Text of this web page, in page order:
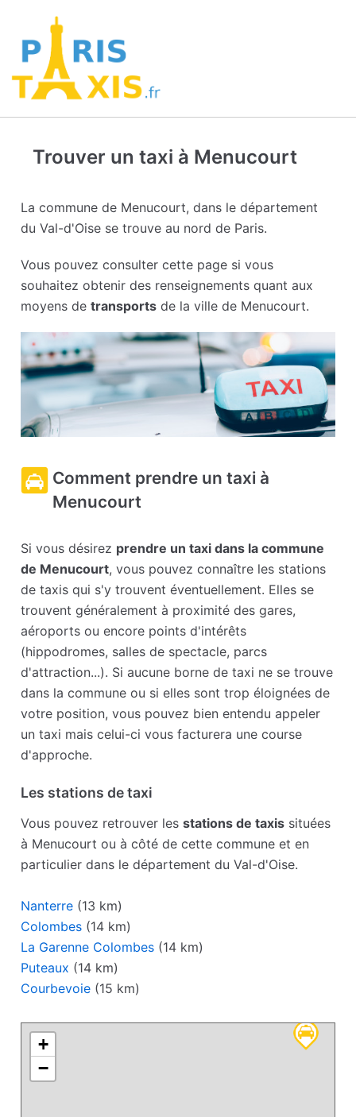
Trouver un taxi à Menucourt
La commune de Menucourt, dans le département
du Val-d'Oise se trouve au nord de Paris.
Vous pouvez consulter cette page si vous
souhaitez obtenir des renseignements quant aux
moyens detransports de la ville de Menucourt.
Comment prendre un taxi à
Menucourt
Si vous désirez prendre un taxi dans la commune
de Menucourt, vous pouvez connaître les stations
de taxis qui s'y trouvent éventuellement. Elles se
trouvent généralement à proximité des gares,
aéroports ou encore points d'intérêts
(hippodromes, salles de spectacle, parcs
d'attraction...). Si aucune borne de taxi ne se trouve
dans la commune ou si elles sont trop éloignées de
votre position, vous pouvez bien entendu appeler
un taxi mais celui-ci vous facturera une course
d'approche.
Les stations de taxi
Vous pouvez retrouver lesstations de taxis situées
à Menucourt ou à côté de cette commune et en
particulier dans le département du Val-d'Oise.
Nanterre (13 km)
Colombes (14 km)
La Garenne Colombes (14 km)
Puteaux (14 km)
Courbevoie (15 km)
+
−